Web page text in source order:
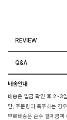
REVIEW
Q&A
배송안내
배송은 입금 확인 후 2~3
단, 주문량이 폭주하는 경
무료배송은 순수 결제금